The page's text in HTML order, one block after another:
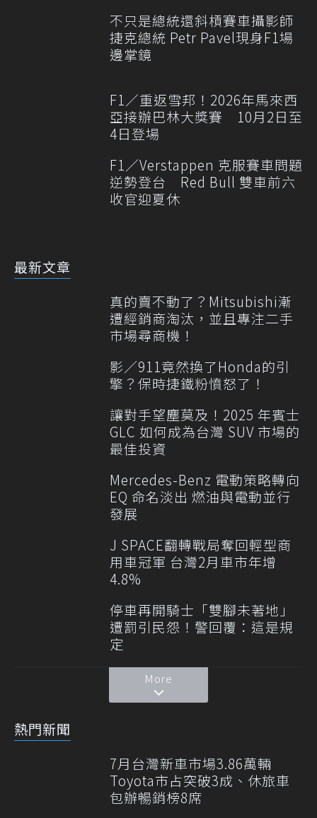
不只是總統還斜槓賽車攝影師
捷克總統 Petr Pavel現身F1場
邊掌鏡
F1／重返雪邦！2026年馬來西
亞接辦巴林大獎賽 10月2日至
4日登場
F1／Verstappen 克服賽車問題
逆勢登台 Red Bull 雙車前六
收官迎夏休
最新文章
真的賣不動了？Mitsubishi漸
遭經銷商淘汰，並且專注二手
市場尋商機！
影／911竟然換了Honda的引
擎？保時捷鐵粉憤怒了！
讓對手望塵莫及！2025 年賓士
GLC 如何成為台灣 SUV 市場的
最佳投資
Mercedes-Benz 電動策略轉向
EQ 命名淡出 燃油與電動並行
發展
J SPACE翻轉戰局奪回輕型商
用車冠軍 台灣2月車市年增
4.8%
停車再開騎士「雙腳未著地」
遭罰引民怨！警回覆：這是規
定
More
熱門新聞
7月台灣新車市場3.86萬輛
Toyota市占突破3成、休旅車
包辦暢銷榜8席